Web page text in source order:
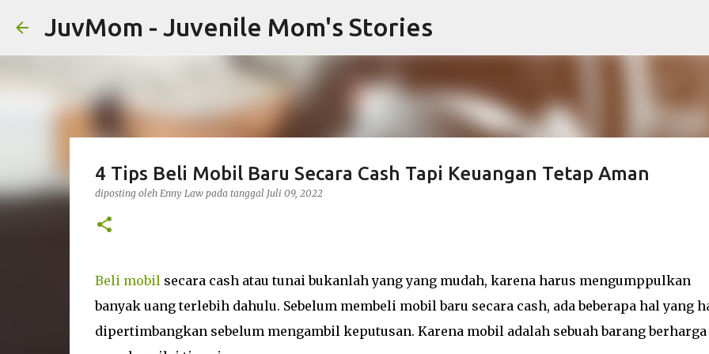
JuvMom - Juvenile Mom's Stories
4 Tips Beli Mobil Baru Secara Cash Tapi Keuangan Tetap Aman
diposting oleh Enny Law pada tanggal Juli 09, 2022
Beli mobilsecara cash atau tunai bukanlah yang yang mudah, karena harus mengumppulkan
banyak uang terlebih dahulu. Sebelum membeli mobil baru secara cash, ada beberapa hal yang
dipertimbangkan sebelum mengambil keputusan. Karena mobil adalah sebuah barang berharga